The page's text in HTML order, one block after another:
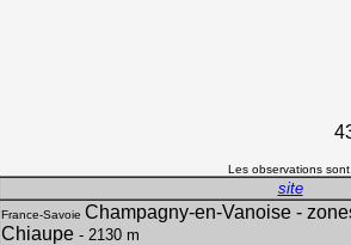
Les observations
site
France-Savoie Champagny-en-Vanoise -
Chiaupe - 2130 m